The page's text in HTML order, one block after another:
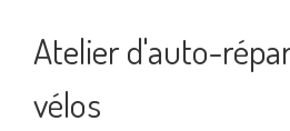
Atelier d'auto-
vélos